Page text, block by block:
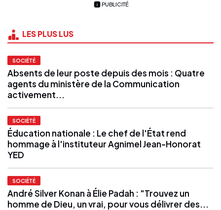
PUBLICITÉ
LES PLUS LUS
SOCIÉTÉ
Absents de leur poste depuis des mois : Quatre
agents du ministère de la Communication
activement...
SOCIÉTÉ
Éducation nationale : Le chef de l'État rend
hommage à l'instituteur Agnimel Jean-Honorat
YED
SOCIÉTÉ
André Silver Konan à Élie Padah : "Trouvez un
homme de Dieu, un vrai, pour vous délivrer des...